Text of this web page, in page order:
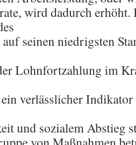
wird dadurch erhöht.
seinen niedrigsten
Lohnfortzahlung im
verlässlicher
und sozialem Abstieg